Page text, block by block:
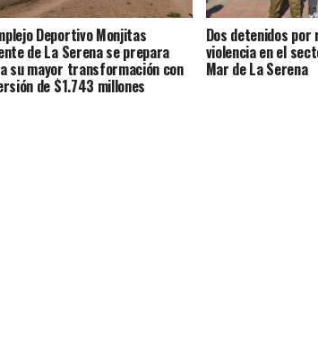
Deportivo Monjitas
de La Serena se prepara
su mayor transformación con
de $1.743 millones
Dos detenidos por
violencia en el
Mar de La Serena